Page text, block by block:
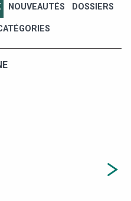
NOUVEAUTÉS DOSSIERS